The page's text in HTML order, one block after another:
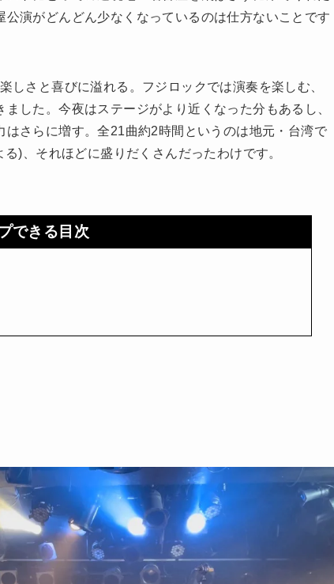
演がどんどん少なくなっているのは仕方ないことです
さと喜びに溢れる。フジロックでは演奏を楽しむ、
した。今夜はステージがより近くなった分もあるし、
さらに増す。全21曲約2時間というのは地元・台湾で
)、それほどに盛りだくさんだったわけです。
できる目次